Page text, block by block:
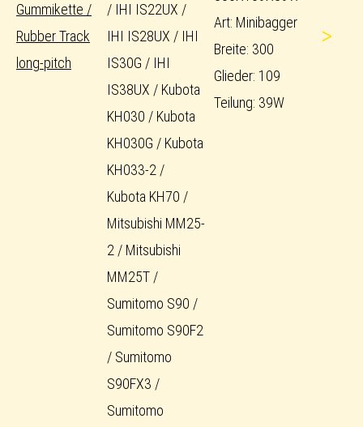
Gummikette /
Rubber Track
long-pitch
/ IHI IS22UX /
IHI IS28UX / IHI
IS30G / IHI
IS38UX / Kubota
KH030 / Kubota
KH030G / Kubota
KH033-2 /
Kubota KH70 /
Mitsubishi MM25-
2 / Mitsubishi
MM25T /
Sumitomo S90 /
Sumitomo S90F2
/ Sumitomo
S90FX3 /
Sumitomo
Art: Minibagger
Breite: 300
Glieder: 109
Teilung: 39W
>